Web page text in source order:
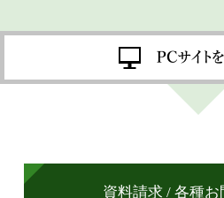
資料請求 / 各種